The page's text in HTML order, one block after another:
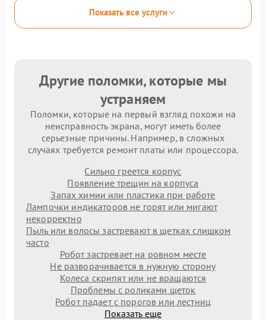
Показать все услуги
Другие поломки, которые мы
устраняем
Поломки, которые на первый взгляд похожи на
неисправность экрана, могут иметь более
серьезные причины. Например, в сложных
случаях требуется ремонт платы или процессора.
Сильно греется корпус
Появление трещин на корпуса
Запах химии или пластика при работе
Лампочки индикаторов не горят или мигают
некорректно
Пыль или волосы застревают в щетках слишком
часто
Робот застревает на ровном месте
Не разворачивается в нужную сторону
Колеса скрипят или не вращаются
Проблемы с роликами щеток
Робот падает с порогов или лестниц
Показать еще